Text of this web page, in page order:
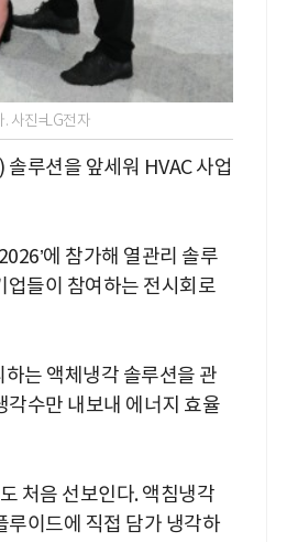
사진=LG전자
루션을 앞세워 HVAC 사업
에 참가해 열관리 솔루
업들이 참여하는 전시회로
는 액체냉각 솔루션을 관
각수만 내보내 에너지 효율
처음 선보인다. 액침냉각
루이드에 직접 담가 냉각하